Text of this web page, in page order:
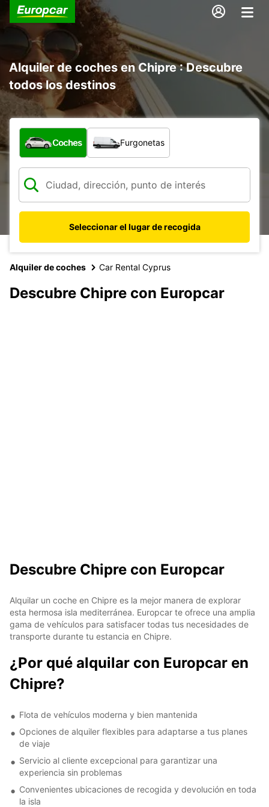
Alquiler de coches en Chipre : Descubre
todos los destinos
¿Qué tipo de vehículo?
Coches Furgonetas
Seleccionar el lugar de recogida
Alquiler de coches Car Rental Cyprus
Descubre Chipre con Europcar
Descubre Chipre con Europcar
Alquilar un coche en Chipre es la mejor manera de explorar
esta hermosa isla mediterránea. Europcar te ofrece una amplia
gama de vehículos para satisfacer todas tus necesidades de
transporte durante tu estancia en Chipre.
¿Por qué alquilar con Europcar en
Chipre?
Flota de vehículos moderna y bien mantenida
Opciones de alquiler flexibles para adaptarse a tus planes
de viaje
Servicio al cliente excepcional para garantizar una
experiencia sin problemas
Convenientes ubicaciones de recogida y devolución en toda
la isla